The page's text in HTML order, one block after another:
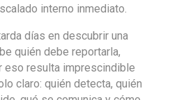
interno inmediato.
días en descubrir una
quién debe reportarla,
eso resulta imprescindible
claro: quién detecta, quién